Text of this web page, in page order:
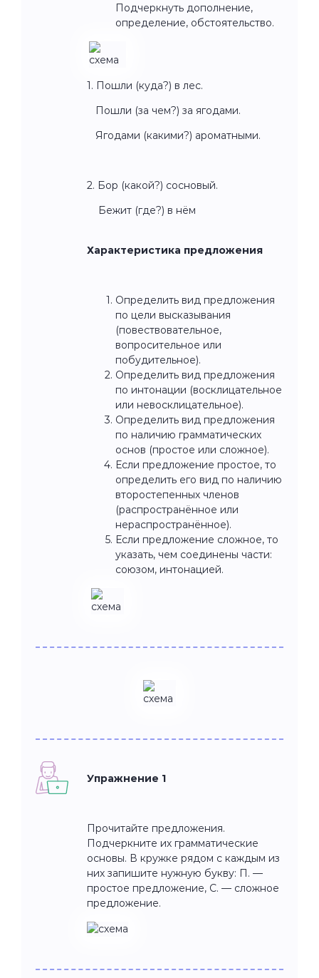
Подчеркнуть дополнение,
определение, обстоятельство.
1. Пошли (куда?) в лес.
Пошли (за чем?) за ягодами.
Ягодами (какими?) ароматными.
2. Бор (какой?) сосновый.
Бежит (где?) в нём
Характеристика предложения
Определить вид предложения
по цели высказывания
(повествовательное,
вопросительное или
побудительное).
Определить вид предложения
по интонации (восклицательное
или невосклицательное).
Определить вид предложения
по наличию грамматических
основ (простое или сложное).
Если предложение простое, то
определить его вид по наличию
второстепенных членов
(распространённое или
нераспространённое).
Если предложение сложное, то
указать, чем соединены части:
союзом, интонацией.
Упражнение 1
Прочитайте предложения.
Подчеркните их грамматические
основы. В кружке рядом с каждым из
них запишите нужную букву: П. —
простое предложение, С. — сложное
предложение.